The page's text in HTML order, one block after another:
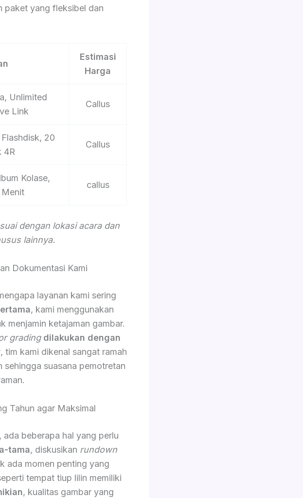
paket yang fleksibel dan
Estimasi
Harga
Unlimited
Link
Callus
20
4R
Callus
Kolase,
Menit
callus
dengan lokasi acara dan
lainnya.
Dokumentasi Kami
layanan kami sering
, kami menggunakan
menjamin ketajaman gambar.
grading dilakukan dengan
, tim kami dikenal sangat ramah
sehingga suasana pemotretan
Tahun agar Maksimal
beberapa hal yang perlu
tama, diskusikan rundown
ada momen penting yang
tempat tiup lilin memiliki
, kualitas gambar yang